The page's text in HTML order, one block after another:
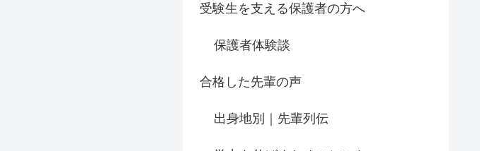
受験生を支える保護者の方へ
保護者体験談
合格した先輩の声
出身地別｜先輩列伝